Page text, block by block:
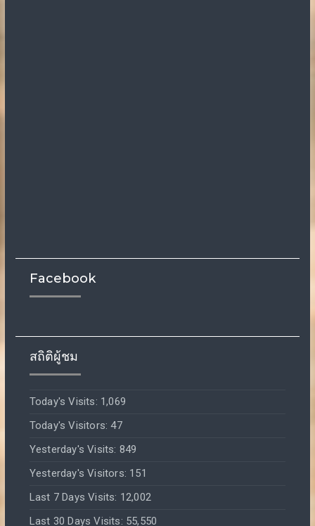
Facebook
สถิติผู้ชม
Today's Visits: 1,069
Today's Visitors:47
Yesterday's Visits: 849
Yesterday's Visitors: 151
Last 7 Days Visits: 12,002
Last 30 Days Visits: 55,550